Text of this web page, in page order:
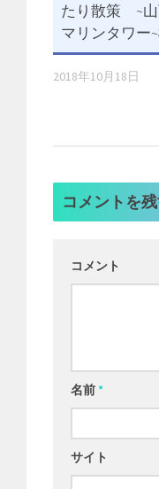
たり散策 ~山
マリンタワー
2018年10月18日
コメントを
コメント
名前*
サイト